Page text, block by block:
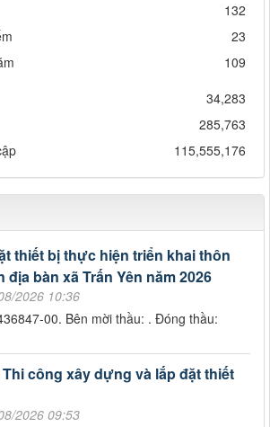
132
23
109
34,283
285,763
115,555,176
thiết bị thực hiện triển khai thôn
bàn xã Trấn Yên năm 2026
2026 10:36
00. Bên mời thầu: . Đóng thầu:
công xây dựng và lắp đặt thiết
2026 09:53